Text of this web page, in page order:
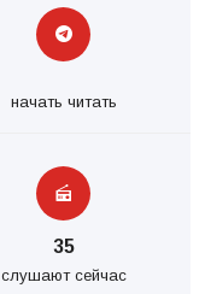
начать читать
35
слушают сейчас